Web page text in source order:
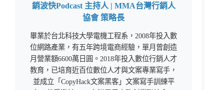
銷波快Podcast 主持人 | MMA台灣行銷人
協會 策略長
畢業於台北科技大學電機工程系，2008年投入數
位網路產業，有五年跨境電商經驗，單月曾創造
月營業額6600萬日圓。2018年投入數位行銷人才
教育，已培育近百位數位人才與文案專業寫手，
並成立「CopyHack文案黑客」文案寫手訓練平